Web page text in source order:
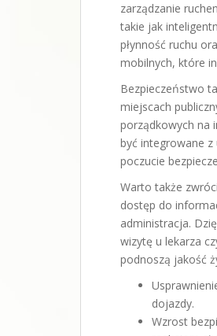
zarządzanie
takie jak
płynność ruchu
mobilnych, które
Bezpieczeństwo
miejscach
porządkowych na
być integrowane
poczucie
Warto także
dostęp do
administracja.
wizytę u lekarza
podnoszą jakość
dojazdy.
Wzrost